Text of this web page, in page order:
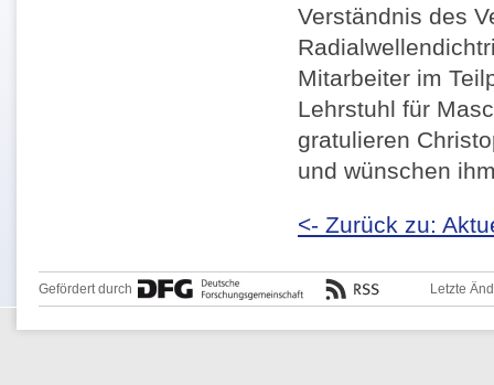
Verständnis des
Mitarbeiter im
Lehrstuhl für
gratulieren
und wünschen
<- Zurück zu:
Gefördert durch Letzte